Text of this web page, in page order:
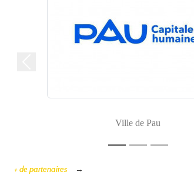
Ville de Pau
+ de partenaires